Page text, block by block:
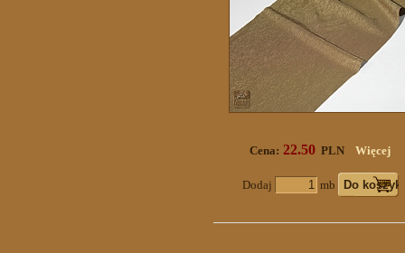
Cena: 22.50 PLN Więcej
Dodaj mb